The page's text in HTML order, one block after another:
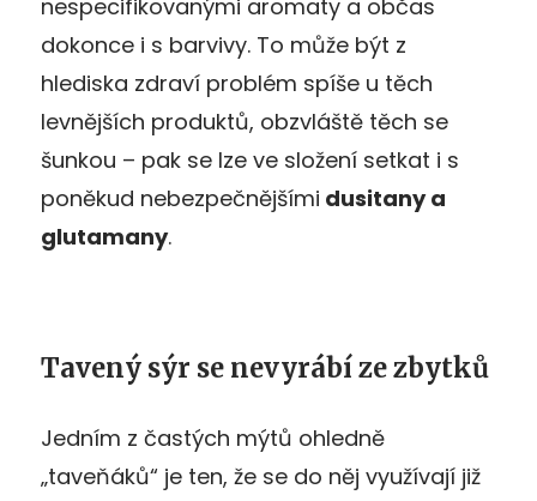
nespecifikovanými aromaty a občas
dokonce i s barvivy. To může být z
hlediska zdraví problém spíše u těch
levnějších produktů, obzvláště těch se
šunkou – pak se lze ve složení setkat i s
poněkud nebezpečnějšími dusitany a
glutamany.
Tavený sýr se nevyrábí ze zbytků
Jedním z častých mýtů ohledně
„taveňáků“ je ten, že se do něj využívají již